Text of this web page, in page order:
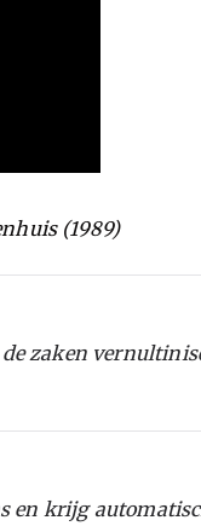
(1989)
zaken
en krijg